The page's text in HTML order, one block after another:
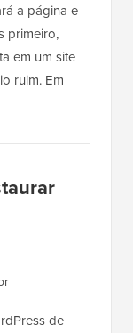
a página e
primeiro,
em um site
ruim. Em
de